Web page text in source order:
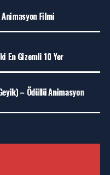
Filmi
En Gizemli 10 Yer
– Ödüllü Animasyon